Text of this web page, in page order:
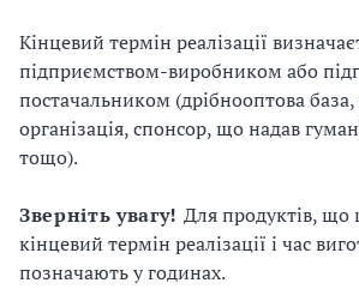
Кінцевий термін реалізації
підприємством-виробником або
постачальником (дрібнооптова база,
організація, спонсор, що надав
тощо).
Звернітьувагу! Для продуктів, що
кінцевий термін реалізації і час
позначають у годинах.